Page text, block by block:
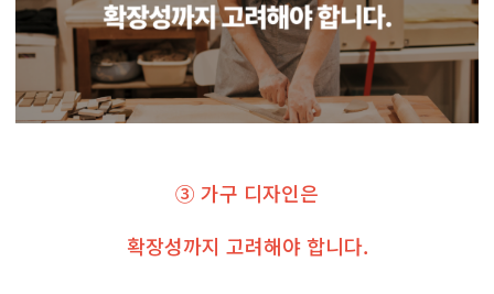
③ 가구 디자인은
확장성까지 고려해야 합니다.